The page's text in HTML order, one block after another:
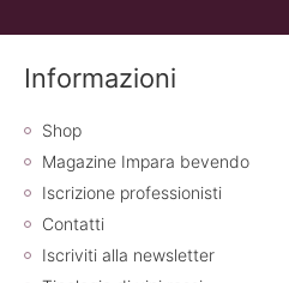
Informazioni
Shop
Magazine Impara bevendo
Iscrizione professionisti
Contatti
Iscriviti alla newsletter